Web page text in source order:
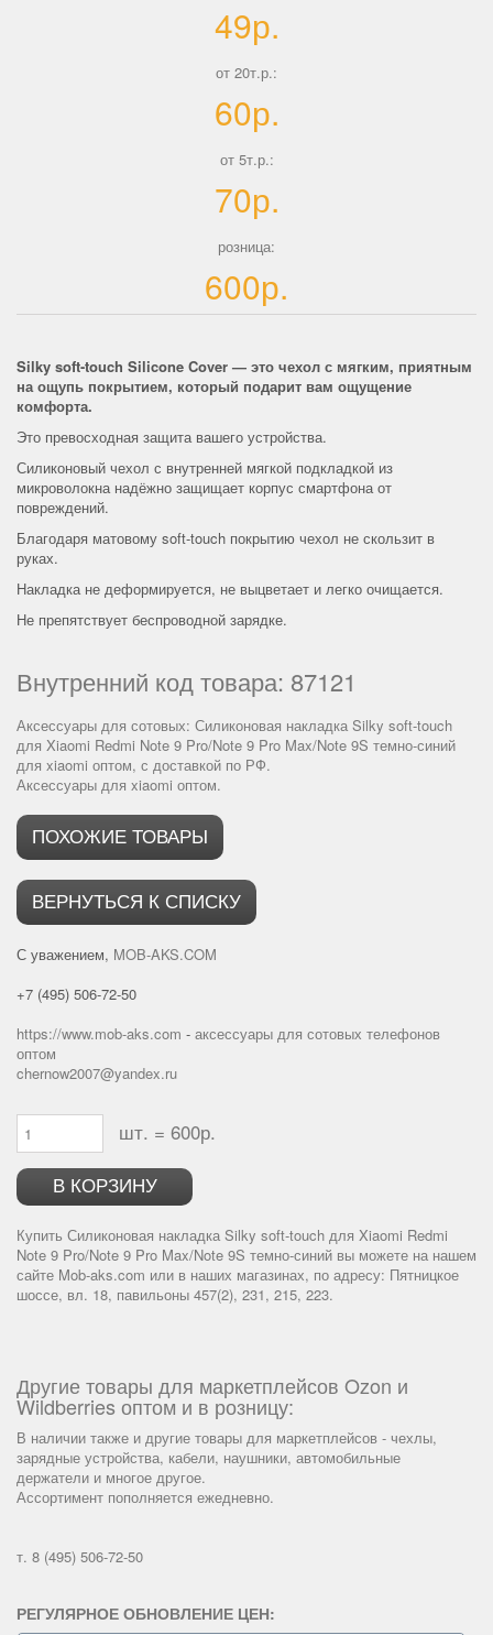
49р.
от 20т.р.:
60р.
от 5т.р.:
70р.
розница:
600р.
Silky soft-touch Silicone Cover — это чехол с мягким, приятным
на ощупь покрытием, который подарит вам ощущение
комфорта.
Это превосходная защита вашего устройства.
Силиконовый чехол с внутренней мягкой подкладкой из
микроволокна надёжно защищает корпус смартфона от
повреждений.
Благодаря матовому soft-touch покрытию чехол не скользит в
руках.
Накладка не деформируется, не выцветает и легко очищается.
Не препятствует беспроводной зарядке.
Внутренний код товара: 87121
Аксессуары для сотовых: Силиконовая накладка Silky soft-touch
для Xiaomi Redmi Note 9 Pro/Note 9 Pro Max/Note 9S темно-синий
для xiaomi оптом, с доставкой по РФ.
Аксессуары для xiaomi оптом.
ПОХОЖИЕ ТОВАРЫ
ВЕРНУТЬСЯ К СПИСКУ
С уважением, MOB-AKS.COM
+7 (495) 506-72-50
https://www.mob-aks.com - аксессуары для сотовых телефонов
оптом
chernow2007@yandex.ru
шт. = 600р.
В КОРЗИНУ
Купить Силиконовая накладка Silky soft-touch для Xiaomi Redmi
Note 9 Pro/Note 9 Pro Max/Note 9S темно-синий вы можете на нашем
сайте Mob-aks.com или в наших магазинах, по адресу: Пятницкое
шоссе, вл. 18, павильоны 457(2), 231, 215, 223.
Другие товары для маркетплейсов Ozon и
Wildberries оптом и в розницу:
В наличии также и другие товары для маркетплейсов - чехлы,
зарядные устройства, кабели, наушники, автомобильные
держатели и многое другое.
Ассортимент пополняется ежедневно.
т. 8 (495) 506-72-50
РЕГУЛЯРНОЕ ОБНОВЛЕНИЕ ЦЕН: